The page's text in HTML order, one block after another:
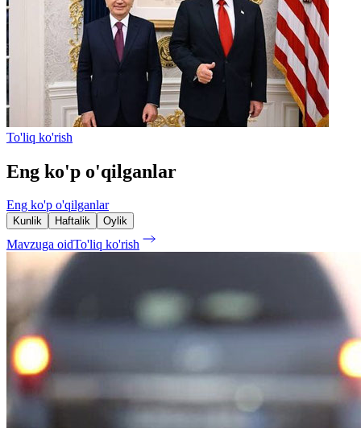
To'liq ko'rish
Eng ko'p o'qilganlar
Eng ko'p o'qilganlar
Kunlik Haftalik Oylik
Mavzuga oidTo'liq ko'rish